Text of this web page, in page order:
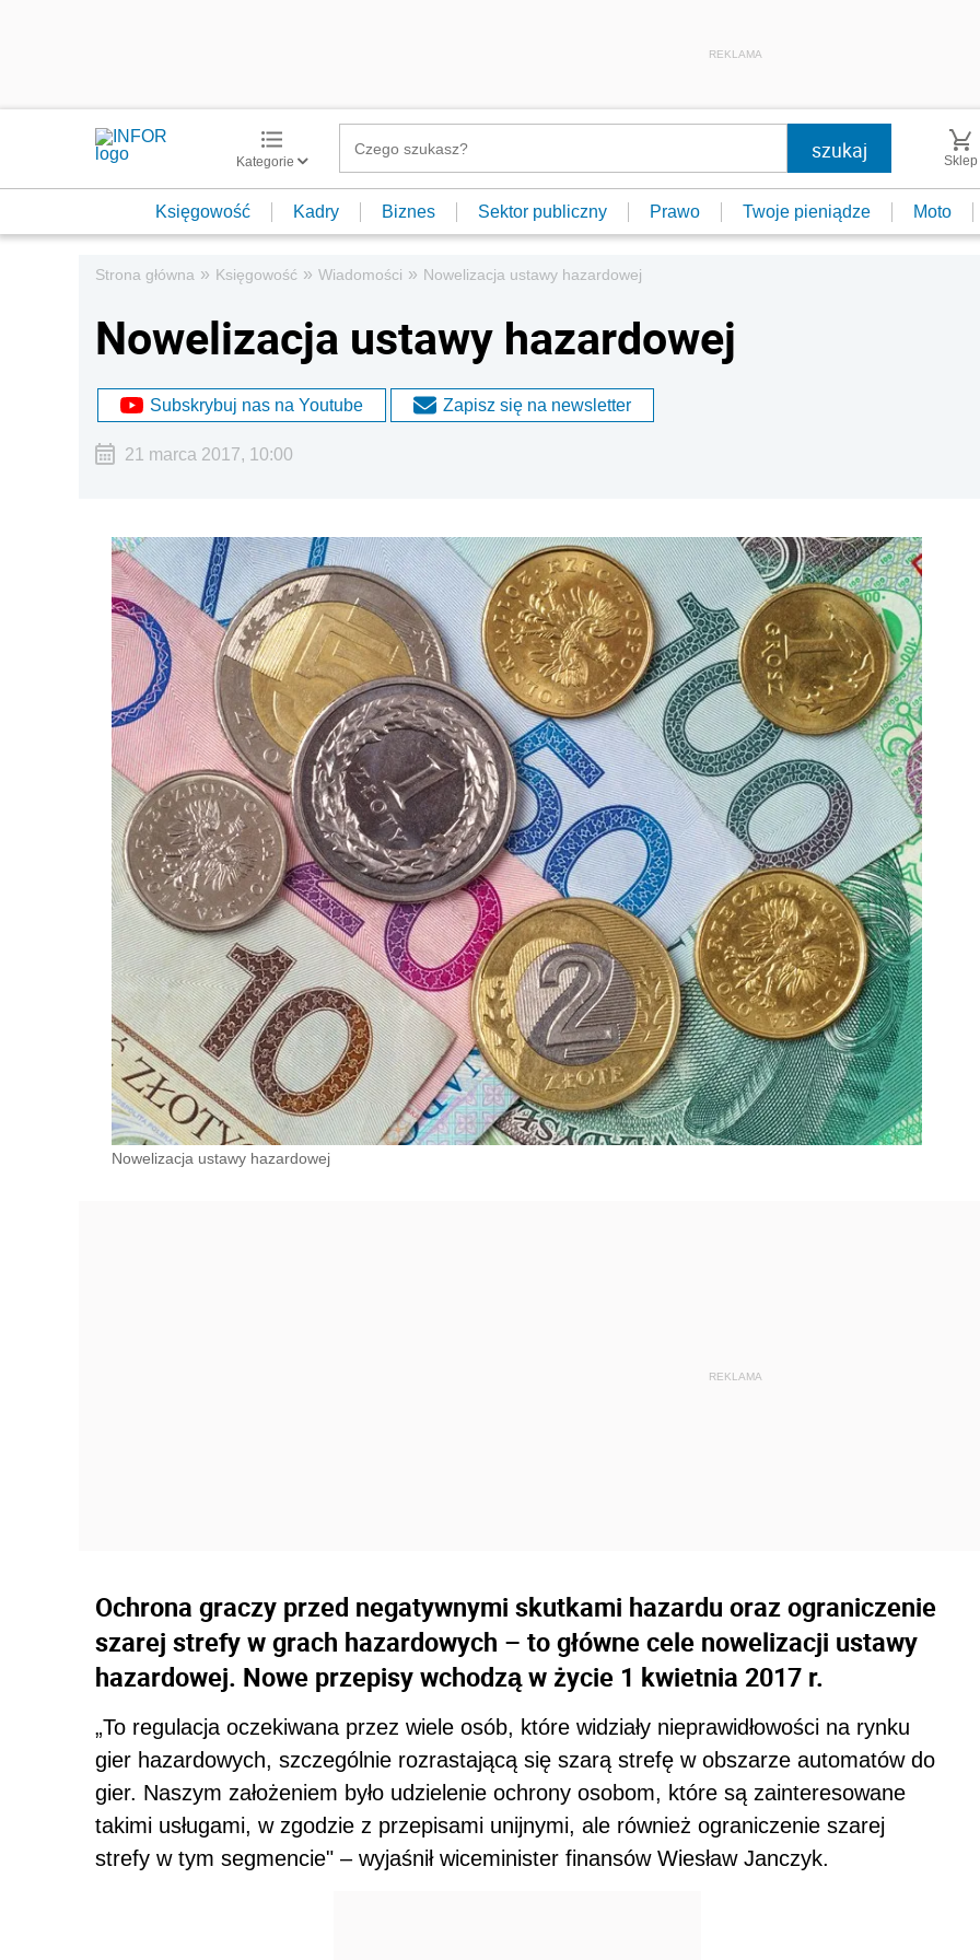
REKLAMA
Kategorie Sklep
Księgowość Kadry Biznes Sektor publiczny Prawo Twoje pieniądze Moto
Strona główna » Księgowość » Wiadomości » Nowelizacja ustawy hazardowej
Nowelizacja ustawy hazardowej
Subskrybuj nas na Youtube Zapisz się na newsletter
21 marca 2017, 10:00
Nowelizacja ustawy hazardowej
Ochrona graczy przed negatywnymi skutkami hazardu oraz ograniczenie
szarej strefy w grach hazardowych – to główne cele nowelizacji ustawy
hazardowej. Nowe przepisy wchodzą w życie 1 kwietnia 2017 r.
„To regulacja oczekiwana przez wiele osób, które widziały nieprawidłowości na rynku
gier hazardowych, szczególnie rozrastającą się szarą strefę w obszarze automatów do
gier. Naszym założeniem było udzielenie ochrony osobom, które są zainteresowane
takimi usługami, w zgodzie z przepisami unijnymi, ale również ograniczenie szarej
strefy w tym segmencie" – wyjaśnił wiceminister finansów Wiesław Janczyk.